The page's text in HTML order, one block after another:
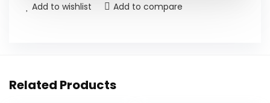
Add to wishlist Add to compare
Related Products